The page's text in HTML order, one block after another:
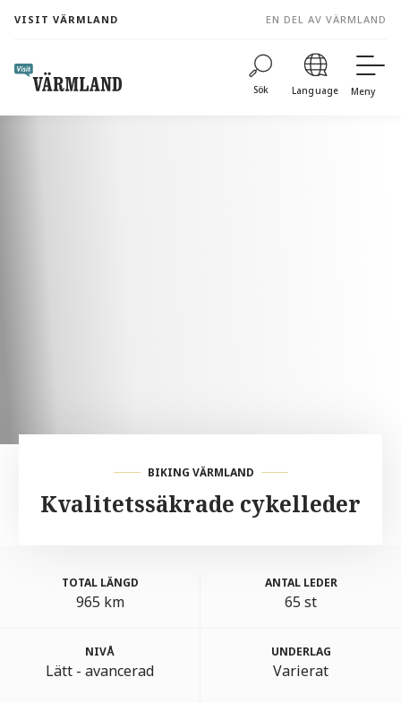
content
VISIT VÄRMLAND EN DEL AV VÄRMLAND
Sök Language Meny
BIKING VÄRMLAND
Kvalitetssäkrade cykelleder
TOTAL LÄNGD
965 km
ANTAL LEDER
65 st
NIVÅ
Lätt - avancerad
UNDERLAG
Varierat